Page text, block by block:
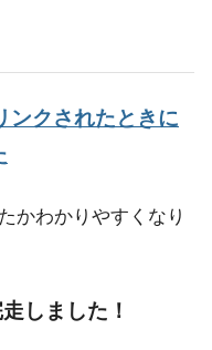
ンクされたときに
かわかりやすくなり
しました！